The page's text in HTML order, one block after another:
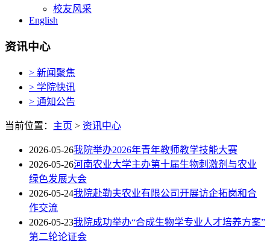
校友风采
English
资讯中心
> 新闻聚焦
> 学院快讯
> 通知公告
当前位置： 主页 > 资讯中心
2026-05-26我院举办2026年青年教师教学技能大赛
2026-05-26河南农业大学主办第十届生物刺激剂与农业
绿色发展大会
2026-05-24我院赴勒夫农业有限公司开展访企拓岗和合
作交流
2026-05-23我院成功举办“合成生物学专业人才培养方案”
第二轮论证会